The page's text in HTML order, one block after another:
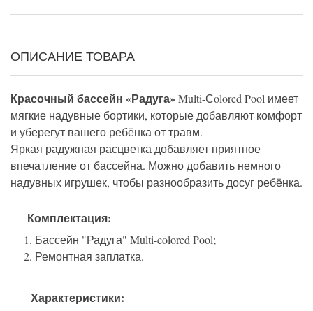
ОПИСАНИЕ ТОВАРА
Красочный бассейн «Радуга»Multi-Сolored Pool имеет
мягкие надувные бортики, которые добавляют комфорт
и уберегут вашего ребёнка от травм.
Яркая радужная расцветка добавляет приятное
впечатление от бассейна. Можно добавить немного
надувных игрушек, чтобы разнообразить досуг ребёнка.
Комплектация:
Бассейн "Радуга" Multi-colored Pool;
Ремонтная заплатка.
Характеристики: